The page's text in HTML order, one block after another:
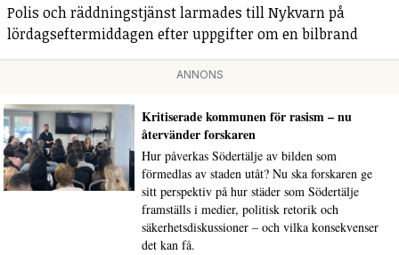
Polis och räddningstjänst larmades till Nykvarn på
lördagseftermiddagen efter uppgifter om en bilbrand
ANNONS
Kritiserade kommunen för rasism – nu
återvänder forskaren
Hur påverkas Södertälje av bilden som
förmedlas av staden utåt? Nu ska forskaren ge
sitt perspektiv på hur städer som Södertälje
framställs i medier, politisk retorik och
säkerhetsdiskussioner – och vilka konsekvenser
det kan få.